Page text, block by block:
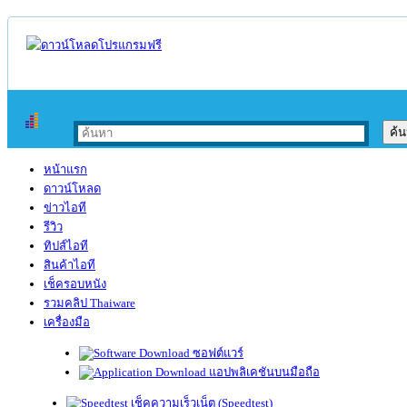
หน้าแรก
ดาวน์โหลด
ข่าวไอที
รีวิว
ทิปส์ไอที
สินค้าไอที
เช็ครอบหนัง
รวมคลิป Thaiware
เครื่องมือ
ซอฟต์แวร์
แอปพลิเคชันบนมือถือ
เช็คความเร็วเน็ต (Speedtest)